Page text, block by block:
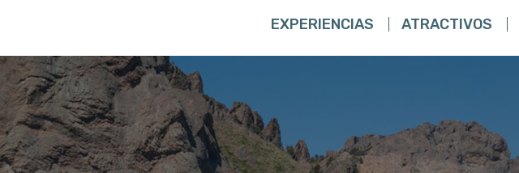
EXPERIENCIAS ATRACTIVOS